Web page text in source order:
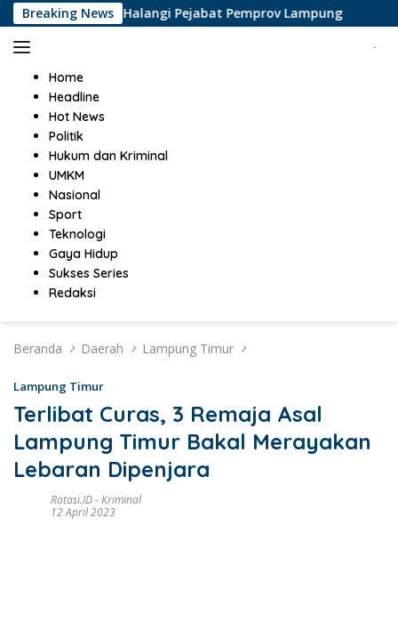
Langsung
ke
konten
Breaking News
Liputan di Halangi Pejabat Pemprov Lampung
Home
Headline
Hot News
Politik
Hukum dan Kriminal
UMKM
Nasional
Sport
Teknologi
Gaya Hidup
Sukses Series
Redaksi
Beranda Daerah Lampung Timur
Lampung Timur
Terlibat Curas, 3 Remaja Asal
Lampung Timur Bakal Merayakan
Lebaran Dipenjara
Rotasi.ID-Kriminal
12 April 2023